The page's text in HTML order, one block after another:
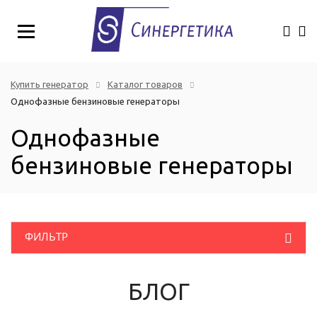
Купить генератор
Каталог товаров
Однофазные бензиновые генераторы
Однофазные
бензиновые генераторы
ФИЛЬТР
Бензиновые генераторыБЛОГ